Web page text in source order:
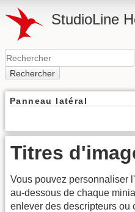
StudioLine
Rechercher
Panneau latéral
Titres
Vous pouvez personnaliser
au-dessous de chaque
enlever des descripteurs ou